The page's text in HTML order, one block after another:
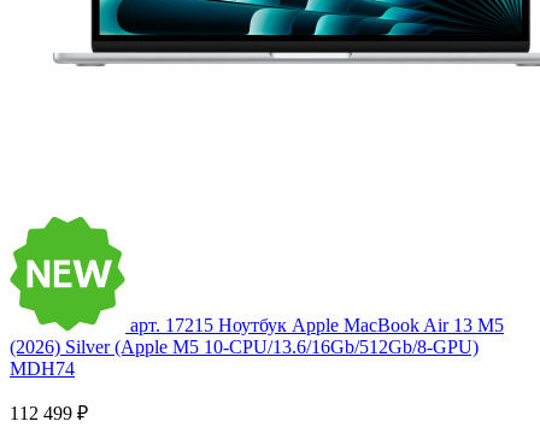
арт. 17215 Ноутбук Apple MacBook Air 13 M5
(2026) Silver (Apple M5 10-CPU/13.6/16Gb/512Gb/8-GPU)
MDH74
112 499 ₽